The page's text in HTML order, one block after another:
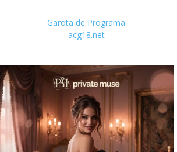
Garota de Programa
acg18.net